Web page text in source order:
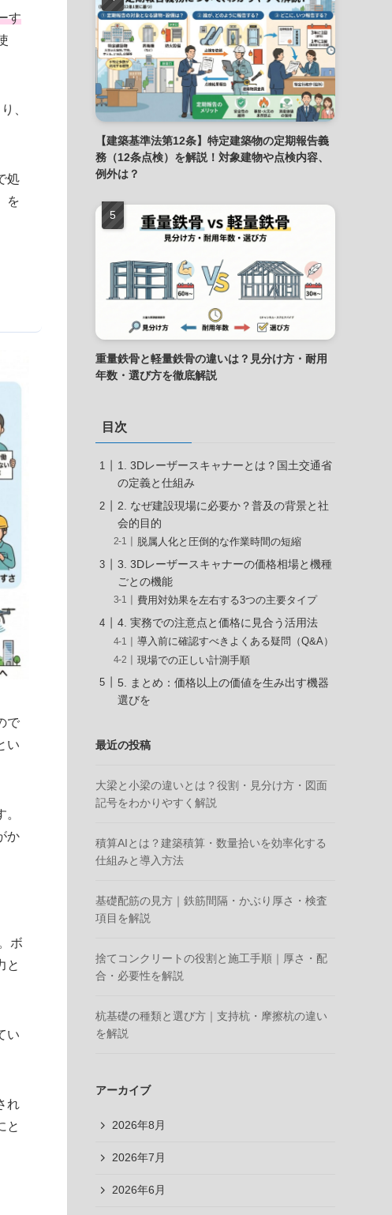
す
、
処
を
で
い
か
ボ
と
い
れ
と
【建築基準法第12条】特定建築物の定期報告義
務（12条点検）を解説！対象建物や点検内容、
例外は？
重量鉄骨と軽量鉄骨の違いは？見分け方・耐用
年数・選び方を徹底解説
目次
1. 3Dレーザースキャナーとは？国土交通省
の定義と仕組み
2. なぜ建設現場に必要か？普及の背景と社
会的目的
脱属人化と圧倒的な作業時間の短縮
3. 3Dレーザースキャナーの価格相場と機種
ごとの機能
費用対効果を左右する3つの主要タイプ
4. 実務での注意点と価格に見合う活用法
導入前に確認すべきよくある疑問（Q&A）
現場での正しい計測手順
5. まとめ：価格以上の価値を生み出す機器
選びを
最近の投稿
大梁と小梁の違いとは？役割・見分け方・図面
記号をわかりやすく解説
積算AIとは？建築積算・数量拾いを効率化する
仕組みと導入方法
基礎配筋の見方｜鉄筋間隔・かぶり厚さ・検査
項目を解説
捨てコンクリートの役割と施工手順｜厚さ・配
合・必要性を解説
杭基礎の種類と選び方｜支持杭・摩擦杭の違い
を解説
アーカイブ
2026年8月
2026年7月
2026年6月